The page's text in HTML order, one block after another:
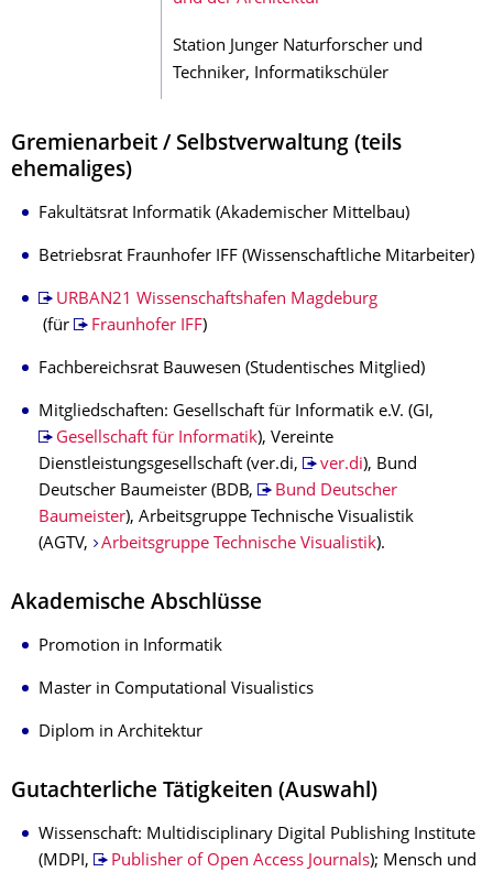
Station Junger Naturforscher und
Techniker, Informatikschüler
Gremienarbeit / Selbstverwaltung (teils
ehemaliges)
Fakultätsrat Informatik (Akademischer Mittelbau)
Betriebsrat Fraunhofer IFF (Wissenschaftliche Mitarbeiter)
URBAN21 Wissenschaftshafen Magdeburg
(für
Fraunhofer IFF)
Fachbereichsrat Bauwesen (Studentisches Mitglied)
Mitgliedschaften: Gesellschaft für Informatik e.V. (GI,
Gesellschaft für Informatik), Vereinte
Dienstleistungsgesellschaft (ver.di,
ver.di), Bund
Deutscher Baumeister (BDB,
Bund Deutscher
Baumeister), Arbeitsgruppe Technische Visualistik
(AGTV,
Arbeitsgruppe Technische Visualistik).
Akademische Abschlüsse
Promotion in Informatik
Master in Computational Visualistics
Diplom in Architektur
Gutachterliche Tätigkeiten (Auswahl)
Wissenschaft: Multidisciplinary Digital Publishing Institute
(MDPI,
Publisher of Open Access Journals); Mensch und